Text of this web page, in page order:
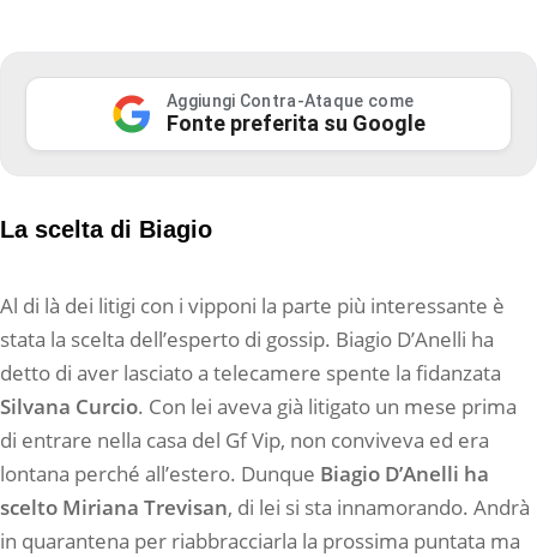
Aggiungi Contra-Ataque come
Fonte preferita su Google
La scelta di Biagio
Al di là dei litigi con i vipponi la parte più interessante è
stata la scelta dell’esperto di gossip. Biagio D’Anelli ha
detto di aver lasciato a telecamere spente la fidanzata
Silvana Curcio. Con lei aveva già litigato un mese prima
di entrare nella casa del Gf Vip, non conviveva ed era
lontana perché all’estero. Dunque Biagio D’Anelli ha
scelto Miriana Trevisan, di lei si sta innamorando. Andrà
in quarantena per riabbracciarla la prossima puntata ma